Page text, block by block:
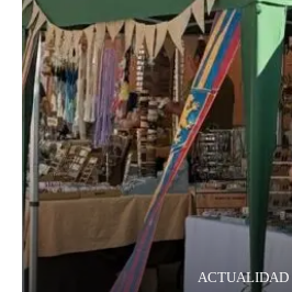
ACTUALIDAD